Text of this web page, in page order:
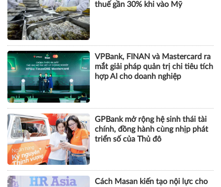
thuế gần 30% khi vào Mỹ
VPBank, FINAN và Mastercard ra
mắt giải pháp quản trị chi tiêu tích
hợp AI cho doanh nghiệp
GPBank mở rộng hệ sinh thái tài
chính, đồng hành cùng nhịp phát
triển số của Thủ đô
Cách Masan kiến tạo nội lực cho